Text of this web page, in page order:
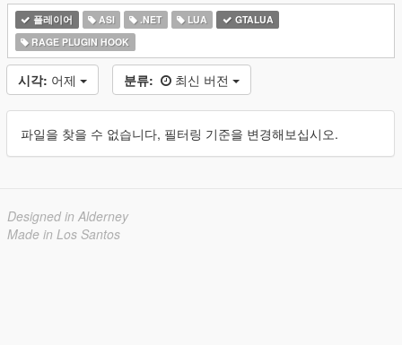
플레이어 ASI .NET LUA
GTALUA
RAGE PLUGIN HOOK
시각: 어제 분류: 최신 버전
파일을 찾을 수 없습니다, 필터링 기준을 변경해보십시오.
Designed in Alderney
Made in Los Santos